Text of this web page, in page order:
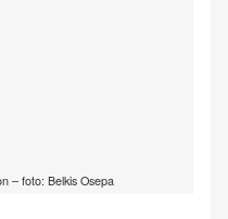
– foto: Belkis Osepa